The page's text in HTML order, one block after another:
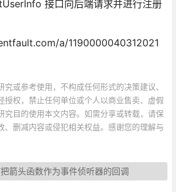
接口向后端请求并进行注册
a/1190000040312021
或参考使用，不构成任何形式的决策建议、
授权，禁止任何单位或个人以商业售卖、虚假
究目的使用本文内容。如需分享或转载，请保
、删减内容或侵犯相关权益。感谢您的理解与
箭头函数作为事件侦听器的回调